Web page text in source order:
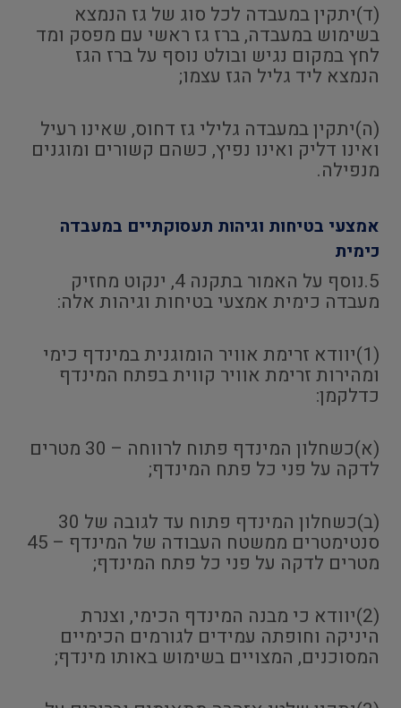
(ד)יתקין במעבדה לכל סוג של גז הנמצא
בשימוש במעבדה, ברז גז ראשי עם מפסק ומד
לחץ במקום נגיש ובולט נוסף על ברז הגז
הנמצא ליד גליל הגז עצמו;
(ה)יתקין במעבדה גלילי גז דחוס, שאינו רעיל
ואינו דליק ואינו נפיץ, כשהם קשורים ומוגנים
מנפילה.
אמצעי בטיחות וגיהות תעסוקתיים במעבדה
כימית
5.נוסף על האמור בתקנה 4, ינקוט מחזיק
מעבדה כימית אמצעי בטיחות וגיהות אלה:
(1)יוודא זרימת אוויר הומוגנית במינדף כימי
ומהירות זרימת אוויר קווית בפתח המינדף
כדלקמן:
(א)כשחלון המינדף פתוח לרווחה – 30 מטרים
לדקה על פני כל פתח המינדף;
(ב)כשחלון המינדף פתוח עד לגובה של 30
סנטימטרים ממשטח העבודה של המינדף – 45
מטרים לדקה על פני כל פתח המינדף;
(2)יוודא כי מבנה המינדף הכימי, וצנרת
היניקה וחופתה עמידים לגורמים הכימיים
המסוכנים, המצויים בשימוש באותו מינדף;